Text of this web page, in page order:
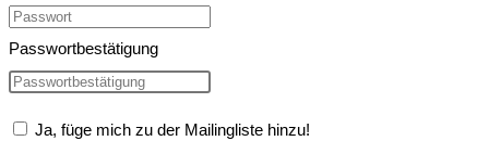
Passwortbestätigung
Ja, füge mich zu der Mailingliste hinzu!